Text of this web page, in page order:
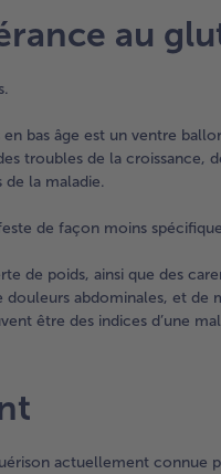
au
bas âge est un ventre
troubles de la croissance,
de la maladie.
de façon moins
de poids, ainsi que des
abdominales, et de
être des indices d’une
actuellement